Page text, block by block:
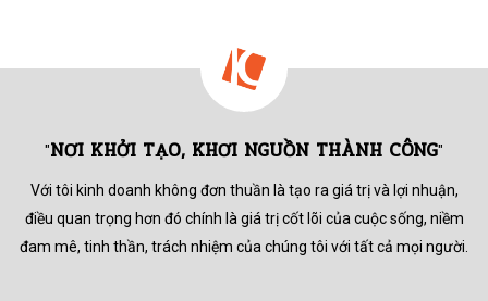
"NƠI KHỞI TẠO, KHƠI NGUỒN THÀNH CÔNG"
Với tôi kinh doanh không đơn thuần là tạo ra giá trị và lợi nhuận,
điều quan trọng hơn đó chính là giá trị cốt lõi của cuộc sống, niềm
đam mê, tinh thần, trách nhiệm của chúng tôi với tất cả mọi người.